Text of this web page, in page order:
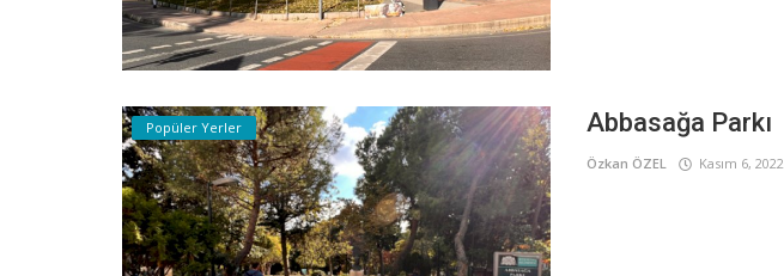
Popüler Yerler Abbasağa Parkı
Özkan ÖZEL Kasım 6, 2022